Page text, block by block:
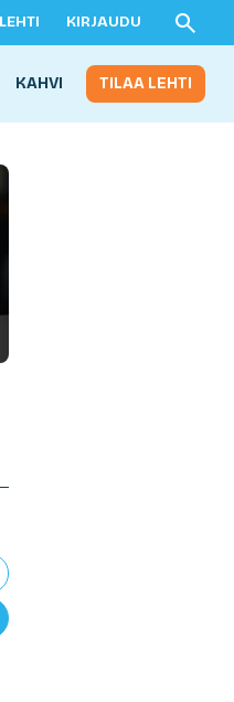
KIRJAUDU
KAHVI TILAA LEHTI